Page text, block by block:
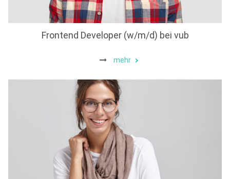
Frontend Developer (w/m/d) bei vub
mehr